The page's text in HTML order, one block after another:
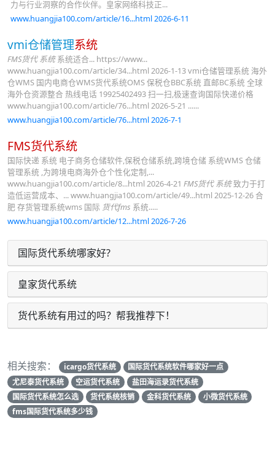
力与行业洞察的合作伙伴。皇家网络科技正...
www.huangjia100.com/article/16...html 2026-6-11
vmi仓储管理系统
FMS货代 系统系统适合... https://www...
www.huangjia100.com/article/34...html 2026-1-13 vmi仓储管理系统 海外
仓WMS 国内电商仓WMS货代系统OMS 保税仓BBC系统 直邮BC系统 全球
海外仓资源整合 热线电话 19925402493 扫一扫,极速查询国际快递价格
www.huangjia100.com/article/76...html 2026-5-21 ......
www.huangjia100.com/article/76...html 2026-7-1
FMS货代系统
国际快递 系统 电子商务仓储软件,保税仓储系统,跨境仓储 系统WMS 仓储
管理系统 ,为跨境电商海外仓个性化定制,...
www.huangjia100.com/article/8...html 2026-4-21 FMS货代 系统致力于打
造低运营成本、... www.huangjia100.com/article/49...html 2025-12-26 合
肥 存货管理系统wms 国际 货代fms 系统.....
www.huangjia100.com/article/12...html 2026-7-26
国际货代系统哪家好?
皇家货代系统
货代系统有用过的吗？帮我推荐下！
相关搜索： icargo货代系统
国际货代系统软件哪家好一点
尤尼泰货代系统
空运货代系统
盐田海运录货代系统
国际货代系统怎么选
货代系统核销 金科货代系统
小微货代系统
fms国际货代系统多少钱